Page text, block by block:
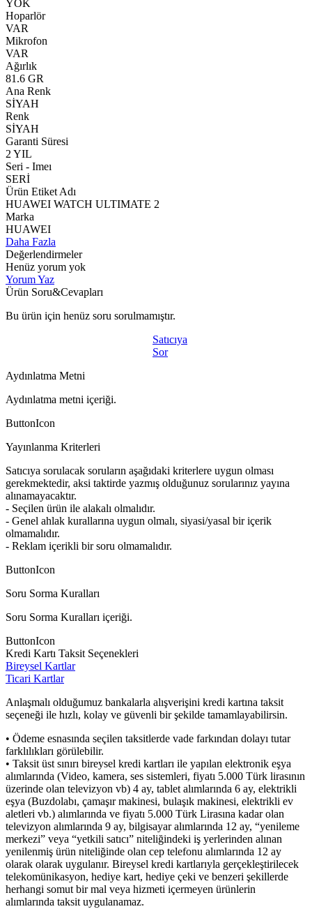
YOK
Hoparlör
VAR
Mikrofon
VAR
Ağırlık
81.6 GR
Ana Renk
SİYAH
Renk
SİYAH
Garanti Süresi
2 YIL
Seri - Imeı
SERİ
Ürün Etiket Adı
HUAWEI WATCH ULTIMATE 2
Marka
HUAWEI
Daha Fazla
Değerlendirmeler
Henüz yorum yok
Yorum Yaz
Ürün Soru&Cevapları
Bu ürün için henüz soru sorulmamıştır.
Satıcıya
Sor
Aydınlatma Metni
Aydınlatma metni içeriği.
ButtonIcon
Yayınlanma Kriterleri
Satıcıya sorulacak soruların aşağıdaki kriterlere uygun olması
gerekmektedir, aksi taktirde yazmış olduğunuz sorularınız yayına
alınamayacaktır.
- Seçilen ürün ile alakalı olmalıdır.
- Genel ahlak kurallarına uygun olmalı, siyasi/yasal bir içerik
olmamalıdır.
- Reklam içerikli bir soru olmamalıdır.
ButtonIcon
Soru Sorma Kuralları
Soru Sorma Kuralları içeriği.
ButtonIcon
Kredi Kartı Taksit Seçenekleri
Bireysel Kartlar
Ticari Kartlar
Anlaşmalı olduğumuz bankalarla alışverişini kredi kartına taksit
seçeneği ile hızlı, kolay ve güvenli bir şekilde tamamlayabilirsin.
• Ödeme esnasında seçilen taksitlerde vade farkından dolayı tutar
farklılıkları görülebilir.
• Taksit üst sınırı bireysel kredi kartları ile yapılan elektronik eşya
alımlarında (Video, kamera, ses sistemleri, fiyatı 5.000 Türk lirasının
üzerinde olan televizyon vb) 4 ay, tablet alımlarında 6 ay, elektrikli
eşya (Buzdolabı, çamaşır makinesi, bulaşık makinesi, elektrikli ev
aletleri vb.) alımlarında ve fiyatı 5.000 Türk Lirasına kadar olan
televizyon alımlarında 9 ay, bilgisayar alımlarında 12 ay, “yenileme
merkezi” veya “yetkili satıcı” niteliğindeki iş yerlerinden alınan
yenilenmiş ürün niteliğinde olan cep telefonu alımlarında 12 ay
olarak olarak uygulanır. Bireysel kredi kartlarıyla gerçekleştirilecek
telekomünikasyon, hediye kart, hediye çeki ve benzeri şekillerde
herhangi somut bir mal veya hizmeti içermeyen ürünlerin
alımlarında taksit uygulanamaz.